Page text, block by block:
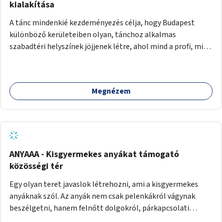
pedig tàmogatàsképpen adatna! A takarítàst kötelezően
problémàra!És ha nem rendezi, kitiltjàk a hasznàlók közül!
Remélem hasznosnak vélik majd ezt az ötletemet! Talàn
egy-két kapszulàt elfogadnék én is honoràriumképpen
kialakítása
A tánc mindenkié kezdeményezés célja, hogy Budapest
különböző kerületeiben olyan, tánchoz alkalmas
szabadtéri helyszínek jöjjenek létre, ahol mind a profi, mind
közösségi eseményeken. Ehhez olyan terek kialakítására
van szükség, ahol szabadtéri táncok szervezésére alkalmas,
egyenként 70 négyzetméter. parkokban, közterületeken
javasoljuk kialakítani.
Megnézem
ANYAAA - Kisgyermekes anyákat támogató
közösségi tér
Egy olyan teret javaslok létrehozni, ami a kisgyermekes
anyáknak szól. Az anyák nem csak pelenkákról vágynak
beszélgetni, hanem felnőtt dolgokról, párkapcsolati